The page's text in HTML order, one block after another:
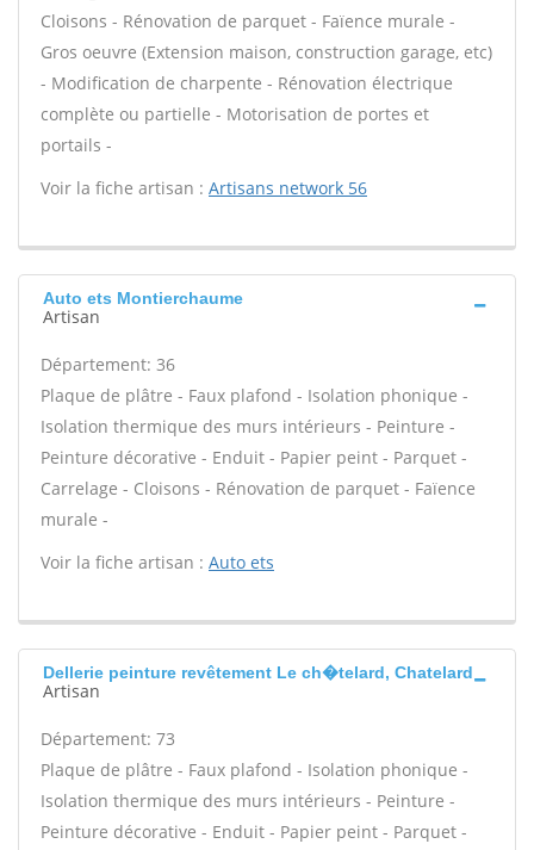
Cloisons - Rénovation de parquet - Faïence murale -
Gros oeuvre (Extension maison, construction garage, etc)
- Modification de charpente - Rénovation électrique
complète ou partielle - Motorisation de portes et
portails -
Voir la fiche artisan : Artisans network 56
Auto ets Montierchaume
Artisan
Département: 36
Plaque de plâtre - Faux plafond - Isolation phonique -
Isolation thermique des murs intérieurs - Peinture -
Peinture décorative - Enduit - Papier peint - Parquet -
Carrelage - Cloisons - Rénovation de parquet - Faïence
murale -
Voir la fiche artisan : Auto ets
Dellerie peinture revêtement Le ch�telard, Chatelard
Artisan
Département: 73
Plaque de plâtre - Faux plafond - Isolation phonique -
Isolation thermique des murs intérieurs - Peinture -
Peinture décorative - Enduit - Papier peint - Parquet -